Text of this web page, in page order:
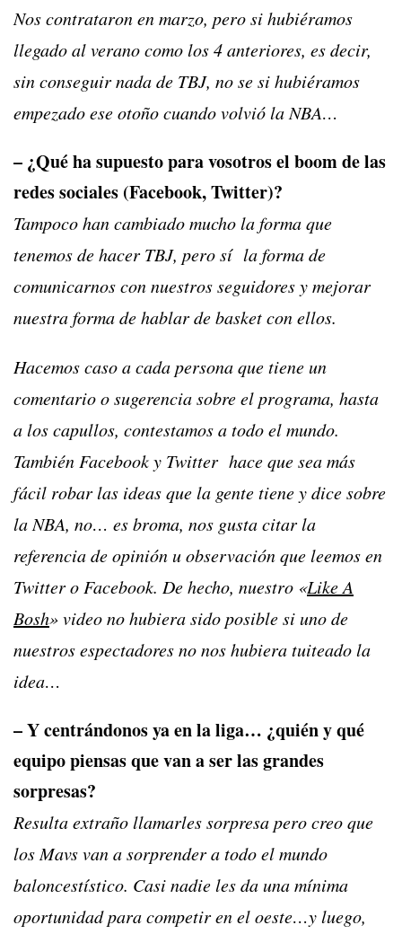
Nos contrataron en marzo, pero si hubiéramos
llegado al verano como los 4 anteriores, es decir,
sin conseguir nada de TBJ, no se si hubiéramos
empezado ese otoño cuando volvió la NBA…
– ¿Qué ha supuesto para vosotros el boom de las
redes sociales (Facebook, Twitter)?
Tampoco han cambiado mucho la forma que
tenemos de hacer TBJ, pero sí la forma de
comunicarnos con nuestros seguidores y mejorar
nuestra forma de hablar de basket con ellos.
Hacemos caso a cada persona que tiene un
comentario o sugerencia sobre el programa, hasta
a los capullos, contestamos a todo el mundo.
También Facebook y Twitter hace que sea más
fácil robar las ideas que la gente tiene y dice sobre
la NBA, no… es broma, nos gusta citar la
referencia de opinión u observación que leemos en
Twitter o Facebook. De hecho, nuestro «Like A
Bosh» video no hubiera sido posible si uno de
nuestros espectadores no nos hubiera tuiteado la
idea…
– Y centrándonos ya en la liga… ¿quién y qué
equipo piensas que van a ser las grandes
sorpresas?
Resulta extraño llamarles sorpresa pero creo que
los Mavs van a sorprender a todo el mundo
baloncestístico. Casi nadie les da una mínima
oportunidad para competir en el oeste…y luego,